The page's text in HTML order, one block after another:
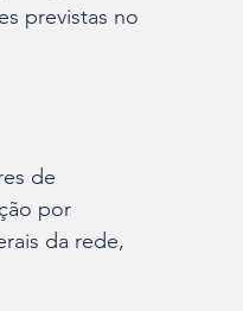
previstas no
de
por
da rede,